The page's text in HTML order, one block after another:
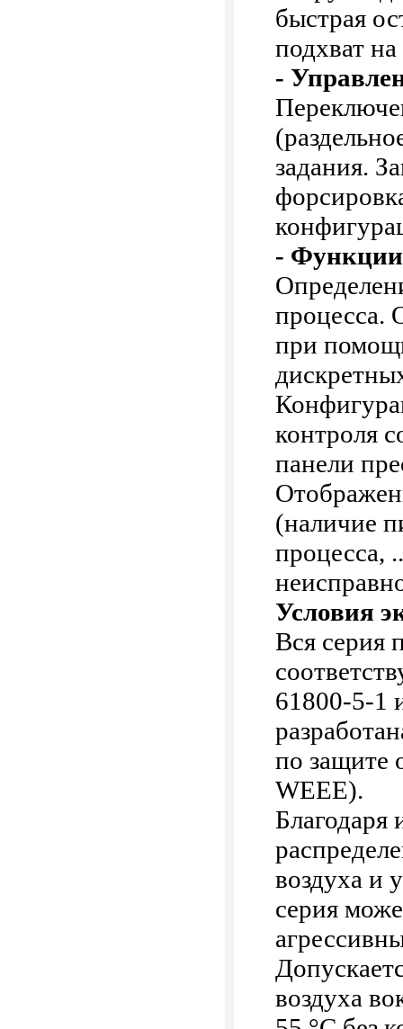
быстрая
подхват
-
задания.
-
процесса.
при
контроля
панели
(наличие
процесса,
Условия
Вся серия
61800-5-1
по защите
WEEE).
Благодаря
воздуха и
серия
воздуха